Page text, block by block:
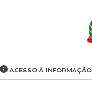
ACESSO À INFORMAÇÃO